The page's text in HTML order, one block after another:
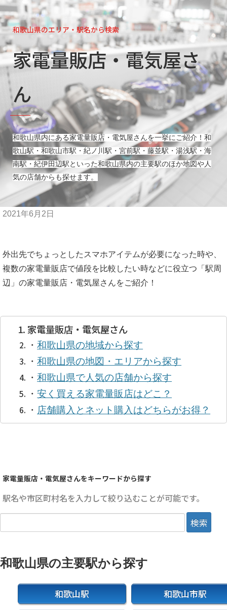
和歌山県のエリア・駅名から検索
家電量販店・電気屋さ
ん
和歌山県内にある家電量販店・電気屋さんを一挙にご紹介！和
歌山駅・和歌山市駅・紀ノ川駅・宮前駅・藤並駅・湯浅駅・海
南駅・紀伊田辺駅 といった和歌山県内の主要駅のほか地図や人
気の店舗からも探せます。
2021年6月2日
外出先でちょっとしたスマホアイテムが必要になった時や、
複数の家電量販店で値段を比較したい時などに役立つ「駅周
辺」の家電量販店・電気屋さんをご紹介！
家電量販店・電気屋さん
・和歌山県の地域から探す
・和歌山県の地図・エリアから探す
・和歌山県で人気の店舗から探す
・安く買える家電量販店はどこ？
・ 店舗購入とネット購入はどちらがお得？
家電量販店・電気屋さんをキーワードから探す
駅名や市区町村名を入力して絞り込むことが可能です。
和歌山県の主要駅から探す
和歌山駅 和歌山市駅